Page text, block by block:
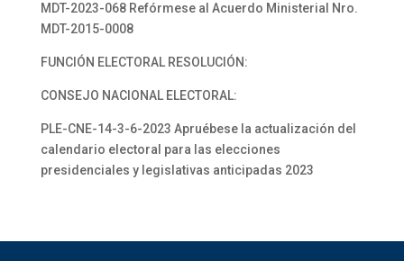
MDT-2023-068 Refórmese al Acuerdo Ministerial Nro.
MDT-2015-0008
FUNCIÓN ELECTORAL RESOLUCIÓN:
CONSEJO NACIONAL ELECTORAL:
PLE-CNE-14-3-6-2023 Apruébese la actualización del
calendario electoral para las elecciones
presidenciales y legislativas anticipadas 2023